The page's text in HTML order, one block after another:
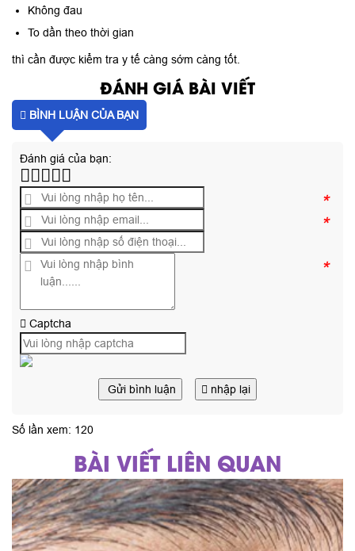
Không đau
To dần theo thời gian
thì cần được kiểm tra y tế càng sớm càng tốt.
ĐÁNH GIÁ BÀI VIẾT
BÌNH LUẬN CỦA BẠN
Đánh giá của bạn:
*
*
*
Captcha
Gửi bình luận nhập lại
Số lần xem: 120
BÀI VIẾT LIÊN QUAN